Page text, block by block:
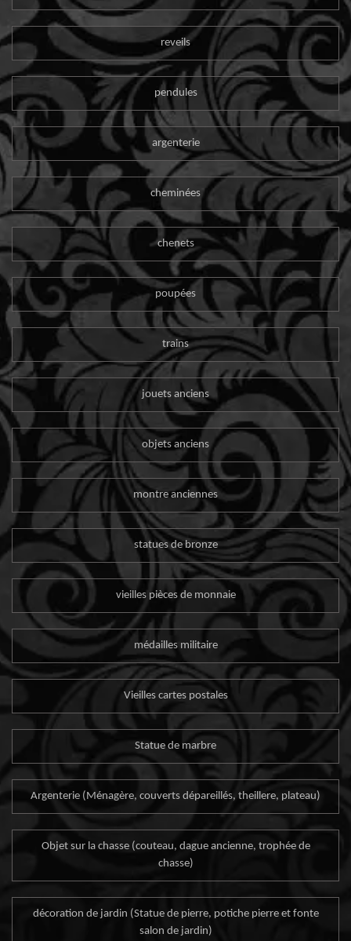
reveils
pendules
argenterie
cheminées
chenets
poupées
trains
jouets anciens
objets anciens
montre anciennes
statues de bronze
vieilles pièces de monnaie
médailles militaire
Vieilles cartes postales
Statue de marbre
Argenterie (Ménagère, couverts dépareillés, theillere, plateau)
Objet sur la chasse (couteau, dague ancienne, trophée de
chasse)
décoration de jardin (Statue de pierre, potiche pierre et fonte
salon de jardin)